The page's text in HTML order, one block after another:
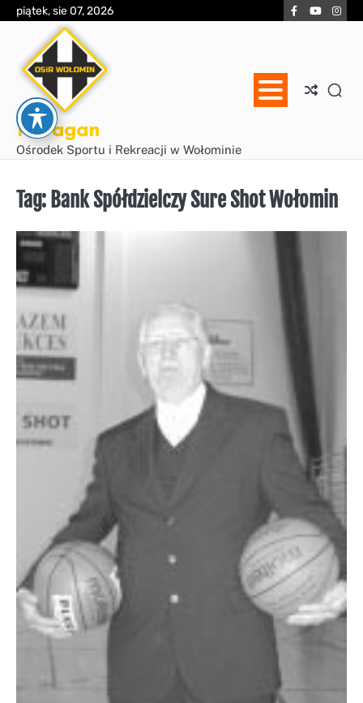
Skip
content
piątek, sie 07, 2026 Facebook
YouTube
Huragan
Ośrodek Sportu i Rekreacji w Wołominie
Tag: Bank Spółdzielczy Sure Shot Wołomin